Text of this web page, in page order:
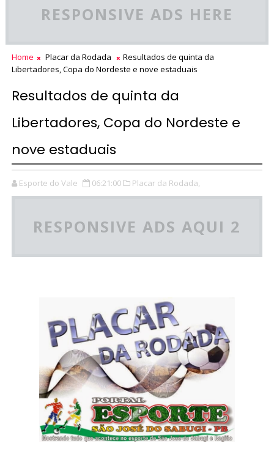
RESPONSIVE ADS HERE
Home Placar da Rodada
Resultados de quinta da
Libertadores, Copa do Nordeste e nove estaduais
Resultados de quinta da
Libertadores, Copa do Nordeste e
nove estaduais
Esporte do Vale 06:21:00 Placar da Rodada,
RESPONSIVE ADS AQUI 2